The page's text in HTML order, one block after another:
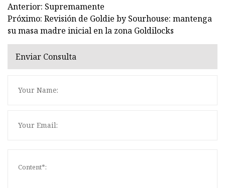
Anterior: Supremamente
Próximo: Revisión de Goldie by Sourhouse: mantenga
su masa madre inicial en la zona Goldilocks
Enviar Consulta